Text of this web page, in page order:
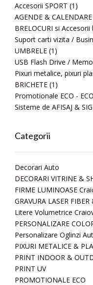
Accesorii SPORT (1)
AGENDE & CALENDARE
BRELOCURI si
Suport carti vizita /
UMBRELE (1)
USB Flash Drive /
Pixuri metalice, pixuri
BRICHETE (1)
Promotionale ECO -
Sisteme de AFISAJ &
Categorii
Decorari Auto
DECORARI VITRINE &
FIRME LUMINOASE
GRAVURA LASER FIBER
Litere Volumetrice
PERSONALIZARE
Personalizare Oglinzi
PIXURI METALICE &
PRINT INDOOR &
PRINT UV
PROMOTIONALE ECO